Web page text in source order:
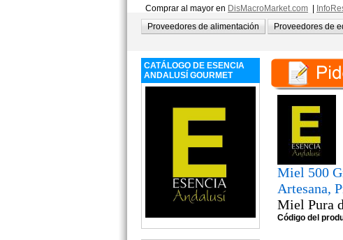
Comprar al mayor en DisMacroMarket.com
Proveedores de alimentación
Proveedores de
CATÁLOGO DE ESENCIA
ANDALUSÍ GOURMET
Miel 500
Artesana,
Miel Pura
Código del